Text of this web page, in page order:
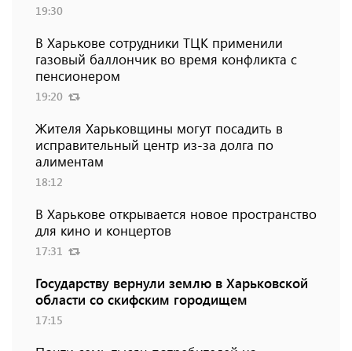
19:30
В Харькове сотрудники ТЦК применили
газовый баллончик во время конфликта с
пенсионером
19:20
Жителя Харьковщины могут посадить в
исправительный центр из-за долга по
алиментам
18:12
В Харькове открывается новое пространство
для кино и концертов
17:31
Государству вернули землю в Харьковской
области со скифским городищем
17:15